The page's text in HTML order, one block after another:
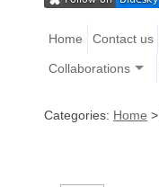
Home Contact us
Collaborations
Categories: Home >